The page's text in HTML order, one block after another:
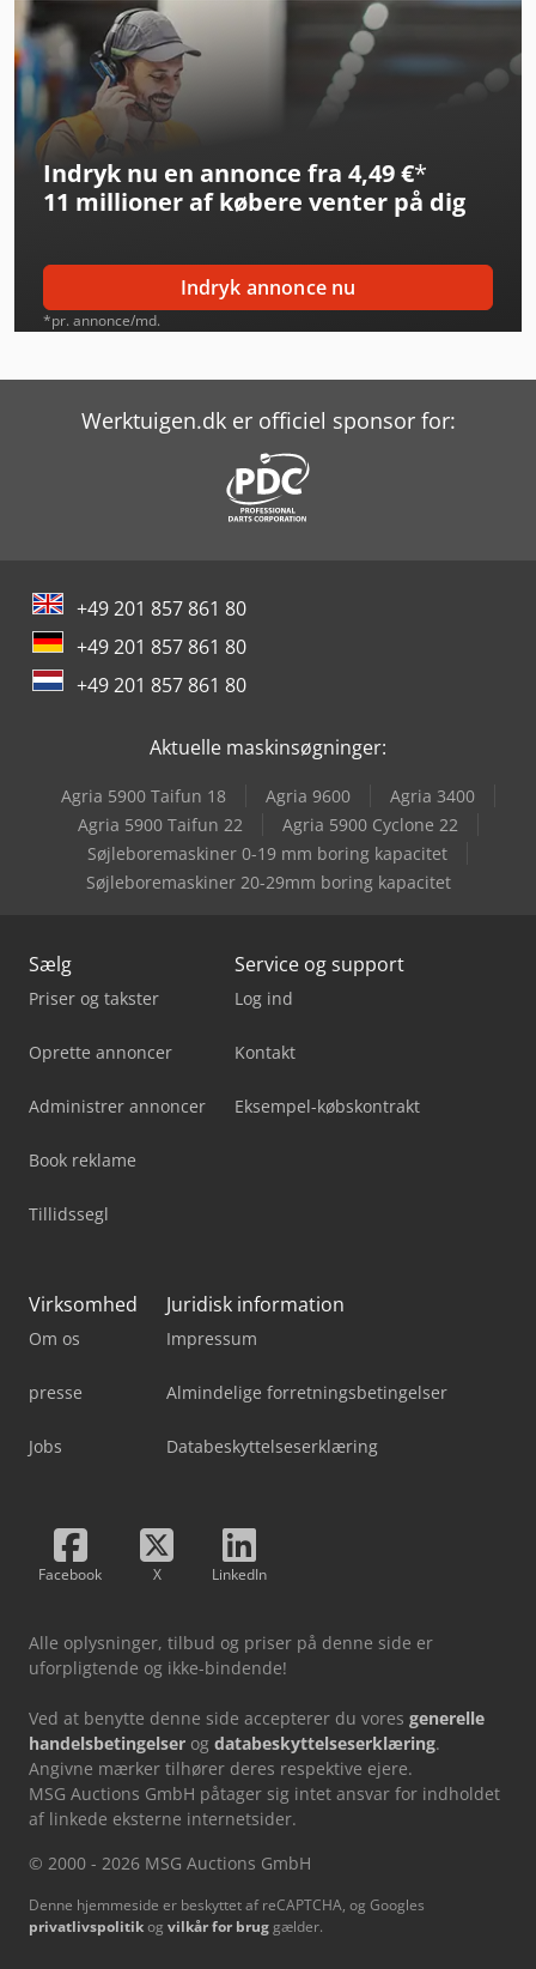
Hurco Tm 8 I
Hurco Tmx 10 Mysi
Hurco Vm 10 I
Hurco Vm 10 I Plus
Hurco Vm 30 I
Hurco Vmx 24 I
Hurco Vmx 30 Ui
Hurco Vmx 60 Srti
Hurco Vmx 84 I
Mazak Vtc-800/30Sr
Metallkraft Vmbs 1408
Tornos Multiswiss 8X26
Indryk nu en annonce fra 4,49 €*
11 millioner af købere venter på dig
Indryk annonce nu
*pr. annonce/md.
Werktuigen.dk er officiel sponsor for:
+49 201 857 861 80
+49 201 857 861 80
+49 201 857 861 80
Aktuelle maskinsøgninger:
Agria 5900 Taifun 18 Agria 9600
Agria 3400
Agria 5900 Taifun 22
Agria 5900 Cyclone 22
Søjleboremaskiner 0-19 mm boring kapacitet
Søjleboremaskiner 20-29mm boring kapacitet
Sælg
Priser og takster
Oprette annoncer
Administrer annoncer
Book reklame
Tillidssegl
Service og support
Log ind
Kontakt
Eksempel-købskontrakt
Virksomhed
Om os
presse
Jobs
Juridisk information
Impressum
Almindelige forretningsbetingelser
Databeskyttelseserklæring
Facebook X LinkedIn
Alle oplysninger, tilbud og priser på denne side er
uforpligtende og ikke-bindende!
Ved at benytte denne side accepterer du vores generelle
handelsbetingelser og databeskyttelseserklæring.
Angivne mærker tilhører deres respektive ejere.
MSG Auctions GmbH påtager sig intet ansvar for indholdet
af linkede eksterne internetsider.
© 2000 - 2026 MSG Auctions GmbH
Denne hjemmeside er beskyttet af reCAPTCHA, og Googles
privatlivspolitikog vilkår for brug gælder.